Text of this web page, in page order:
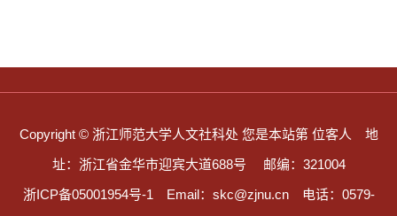
Copyright © 浙江师范大学人文社科处 您是本站第 位客人 地
址：浙江省金华市迎宾大道688号
邮编：321004
浙ICP备05001954号-1
Email：skc@zjnu.cn
电话：0579-